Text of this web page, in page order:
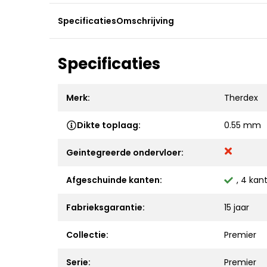
SpecificatiesOmschrijving
Specificaties
Merk: Therdex
Dikte toplaag: 0.55 mm
Geintegreerde ondervloer:
Afgeschuinde kanten: , 4
Fabrieksgarantie: 15 jaar
Collectie: Premier
Serie: Premier